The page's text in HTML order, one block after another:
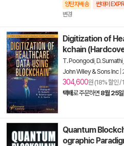
양탄자배송 썬데이
변경
Digitization of
kchain
T. Poongodi D. Sumathi
John Wiley & Sons Inc|
304,600원 (18% 할인 /
택배로 주문하면 8월 25일
Quantum
ographic